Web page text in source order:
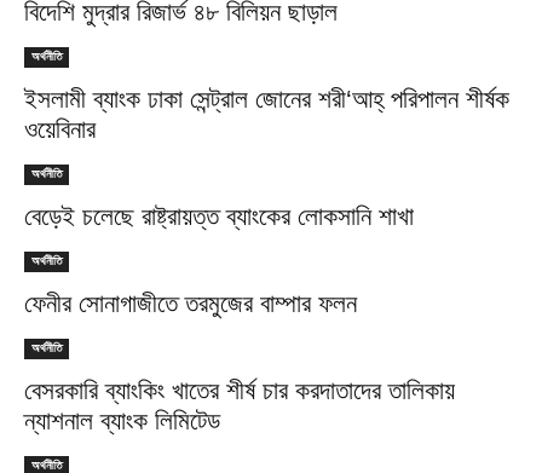
বিদেশি মুদ্রার রিজার্ভ ৪৮ বিলিয়ন ছাড়াল
অর্থনীতি
ইসলামী ব্যাংক ঢাকা সেন্ট্রাল জোনের শরী‘আহ্ পরিপালন শীর্ষক
ওয়েবিনার
অর্থনীতি
বেড়েই চলেছে রাষ্ট্রায়ত্ত ব্যাংকের লোকসানি শাখা
অর্থনীতি
ফেনীর সোনাগাজীতে তরমুজের বাম্পার ফলন
অর্থনীতি
বেসরকারি ব্যাংকিং খাতের শীর্ষ চার করদাতাদের তালিকায়
ন্যাশনাল ব্যাংক লিমিটেড
অর্থনীতি